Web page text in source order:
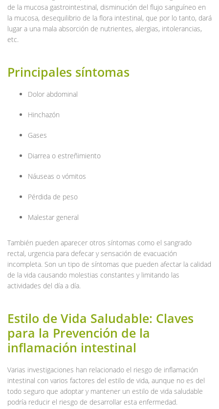
de la mucosa gastrointestinal, disminución del flujo sanguíneo en
la mucosa, desequilibrio de la flora intestinal, que por lo tanto, dará
lugar a una mala absorción de nutrientes, alergias, intolerancias,
etc.
Principales síntomas
Dolor abdominal
Hinchazón
Gases
Diarrea o estreñimiento
Náuseas o vómitos
Pérdida de peso
Malestar general
También pueden aparecer otros síntomas como el sangrado
rectal, urgencia para defecar y sensación de evacuación
incompleta. Son un tipo de síntomas que pueden afectar la calidad
de la vida causando molestias constantes y limitando las
actividades del día a día.
Estilo de Vida Saludable: Claves
para la Prevención de la
inflamación intestinal
Varias investigaciones han relacionado el riesgo de inflamación
intestinal con varios factores del estilo de vida, aunque no es del
todo seguro que adoptar y mantener un estilo de vida saludable
podría reducir el riesgo de desarrollar esta enfermedad.